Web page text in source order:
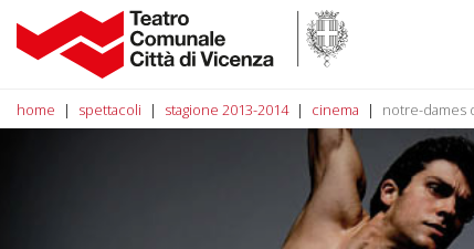
home spettacoli stagione 2013-2014 cinema notre-dames